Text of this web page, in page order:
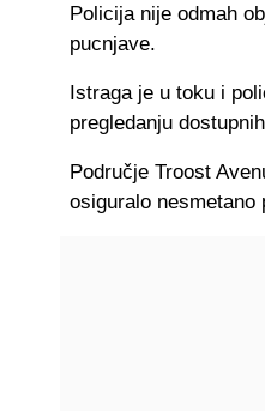
Policija nije odmah
pucnjave.
Istraga je u toku i
pregledanju
Područje Troost
osiguralo nesmetano